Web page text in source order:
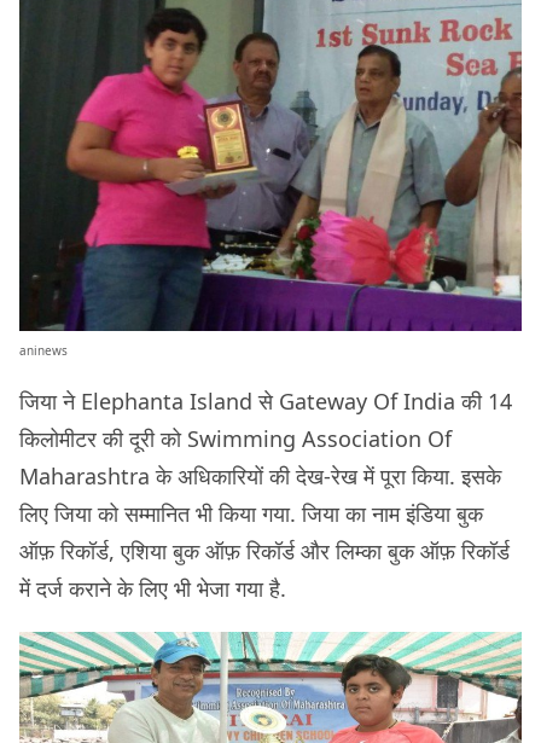
aninews
जिया ने Elephanta Island से Gateway Of India की 14
किलोमीटर की दूरी को Swimming Association Of
Maharashtra के अधिकारियों की देख-रेख में पूरा किया. इसके
लिए जिया को सम्मानित भी किया गया. जिया का नाम इंडिया बुक
ऑफ़ रिकॉर्ड, एशिया बुक ऑफ़ रिकॉर्ड और लिम्का बुक ऑफ़ रिकॉर्ड
में दर्ज कराने के लिए भी भेजा गया है.